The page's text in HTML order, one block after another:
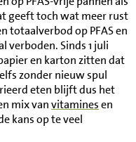
geeft toch wat meer rust
totaalverbod op PFAS en
verboden. Sinds 1 juli
en karton zitten dat
zonder nieuw spul
eten blijft dus het
mix vanvitaminesen
kans op te veel